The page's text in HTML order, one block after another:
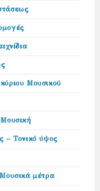
Μουσικού
– Τονικό ύψος
μέτρα